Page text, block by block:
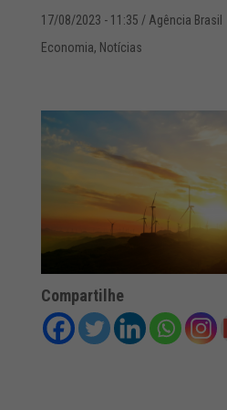
17/08/2023 - 11:35 / Agência Brasil
Economia, Notícias
Compartilhe